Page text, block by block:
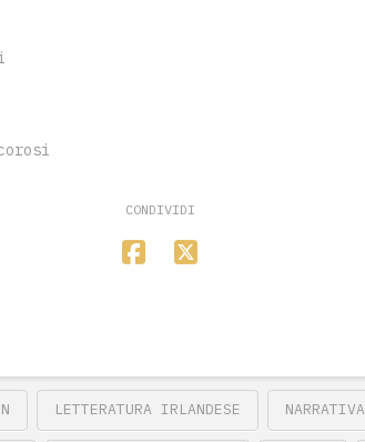
CONDIVIDI
LETTERATURA IRLANDESE NARRATIVA